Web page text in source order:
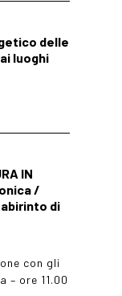
delle
luoghi
IN
/
di
con gli
– ore 11.00